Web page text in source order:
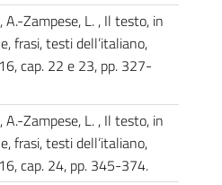
Zampese, L. , Il testo, in
frasi, testi dell’italiano,
cap. 22 e 23, pp. 327-
Zampese, L. , Il testo, in
frasi, testi dell’italiano,
cap. 24, pp. 345-374.